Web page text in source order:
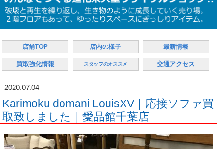
店舗TOP 店内の様子 最新情報
買取強化情報 スタッフのオススメ 交通アクセス
2020.07.04
Karimoku domani LouisXV｜応接ソファ買
取致しました｜愛品館千葉店